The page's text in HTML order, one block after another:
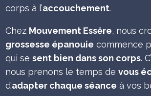
corps à l’accouchement.
Chez Mouvement Essĕre, nous
grossesse épanouie commence
qui sesent bien dans son corps.
nous prenons le temps devous
d’adapter chaque séance à vos